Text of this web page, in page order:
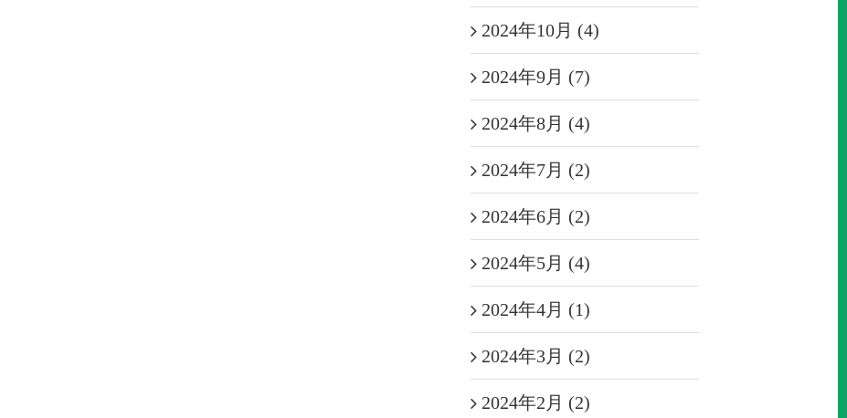
2024年10月 (4)
2024年9月 (7)
2024年8月 (4)
2024年7月 (2)
2024年6月 (2)
2024年5月 (4)
2024年4月 (1)
2024年3月 (2)
2024年2月 (2)